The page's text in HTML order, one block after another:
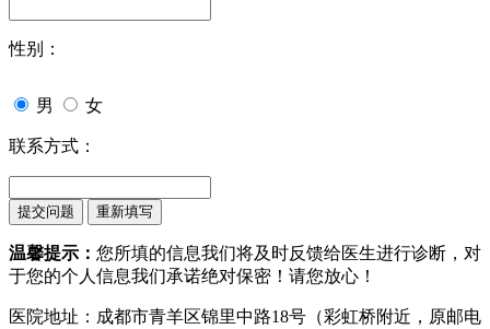
性别：
男 女
联系方式：
温馨提示： 您所填的信息我们将及时反馈给医生进行诊断，对
于您的个人信息我们承诺绝对保密！请您放心！
医院地址：成都市青羊区锦里中路18号（彩虹桥附近，原邮电